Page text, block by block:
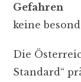
Gefahren
keine
Die
Standard“